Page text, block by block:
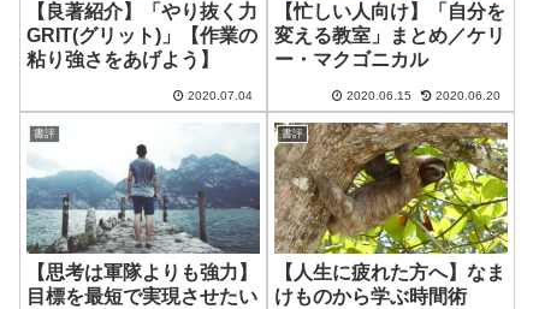
【良著紹介】「やり抜く力
GRIT(グリット)」【作業の
粘り強さをあげよう】
2020.07.04
【忙しい人向け】「自分を
変える教室」まとめ／ケリ
ー・マクゴニカル
2020.06.15 2020.06.20
書評
【思考は軍隊よりも強力】
目標を最短で実現させたい
書評
【人生に疲れた方へ】なま
けものから学ぶ時間術